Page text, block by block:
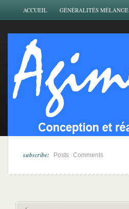
ACCUEIL GÉNÉRALITÉS MÉLANGE
subscribe: Posts Comments